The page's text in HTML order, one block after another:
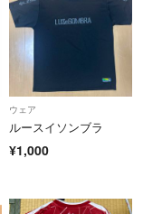
ウェア
ルースイソンブラ
¥1,000